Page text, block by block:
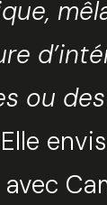
ou
Elle